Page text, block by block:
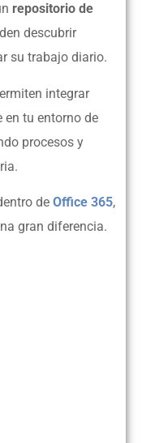
repositorio de
descubrir
su trabajo diario.
integrar
en tu entorno de
procesos y
de Office 365,
gran diferencia.